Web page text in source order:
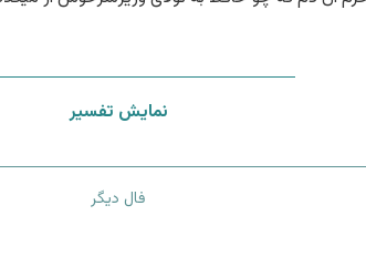
نمایش تفسیر
فال دیگر